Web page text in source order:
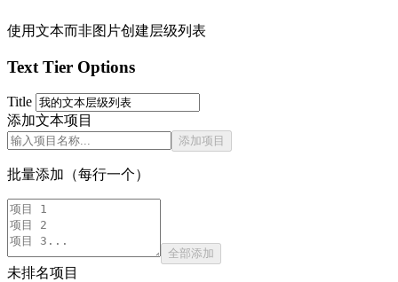
使用文本而非图片创建层级列表
Text Tier Options
Title
添加文本项目
添加项目
批量添加（每行一个）
全部添加
未排名项目